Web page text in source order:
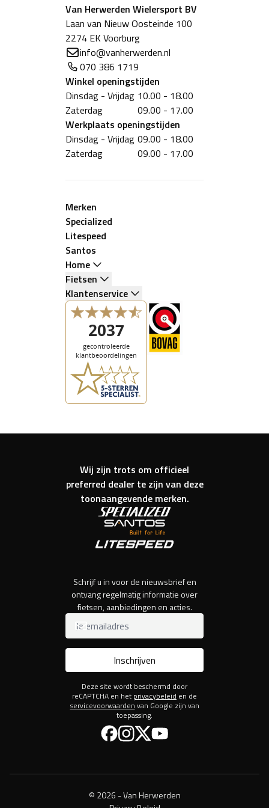
Van Herwerden Wielersport BV
Laan van Nieuw Oosteinde 100
2274 EK Voorburg
info@vanherwerden.nl
070 386 1719
Winkel openingstijden
Dinsdag - Vrijdag 10.00 - 18.00
Zaterdag
09.00 - 17.00
Werkplaats openingstijden
Dinsdag - Vrijdag 09.00 - 18.00
Zaterdag
09.00 - 17.00
Merken
Specialized
Litespeed
Santos
Home
Fietsen
Klantenservice
Wij zijn trots om officieel
preferred dealer te zijn van deze
toonaangevende merken.
Schrijf u in voor de nieuwsbrief en
ontvang regelmatig informatie over
fietsen, aanbiedingen en acties.
Inschrijven
Deze site wordt beschermd door
reCAPTCHA en het privacybeleid en de
servicevoorwaarden van Google zijn van
toepassing.
FacebookInstagram
TwitterYouTube
© 2026 - Van Herwerden